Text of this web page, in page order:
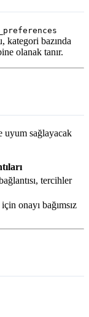
kategori bazında
olanak tanır.
uyum sağlayacak
tercihler
onayı bağımsız